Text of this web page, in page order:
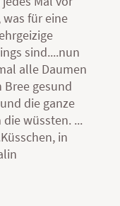
für eine
sind....nun
alle Daumen
Bree gesund
die ganze
wüssten. ...
in